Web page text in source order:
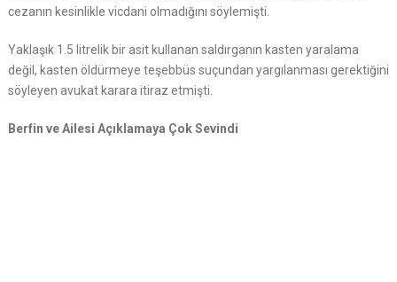
cezanın kesinlikle vicdani olmadığını söylemişti.
Yaklaşık 1.5 litrelik bir asit kullanan saldırganın kasten yaralama
değil, kasten öldürmeye teşebbüs suçundan yargılanması gerektiğini
söyleyen avukat karara itiraz etmişti.
Berfin ve Ailesi Açıklamaya Çok Sevindi